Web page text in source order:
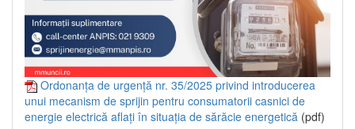
Ordonanța de urgență nr. 35/2025 privind introducerea
unui mecanism de sprijin pentru consumatorii casnici de
energie electrică aflați în situația de sărăcie energetică (pdf)